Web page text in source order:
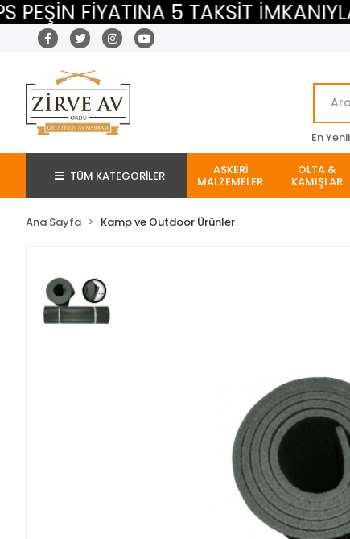
FİYATINA 5 TAKSİT İMKANIYLA
En
TÜM KATEGORİLER ASKERİ
MALZEMELER
OLTA &
KAMIŞLAR
Ana Sayfa Kamp ve Outdoor Ürünler